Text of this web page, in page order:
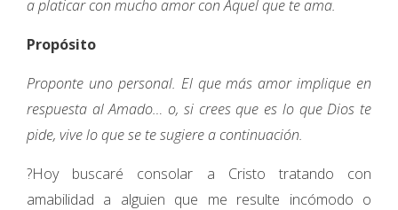
a platicar con mucho amor con Aquel que te ama.
Propósito
Proponte uno personal. El que más amor implique en
respuesta al Amado… o, si crees que es lo que Dios te
pide, vive lo que se te sugiere a continuación.
?Hoy buscaré consolar a Cristo tratando con
amabilidad a alguien que me resulte incómodo o